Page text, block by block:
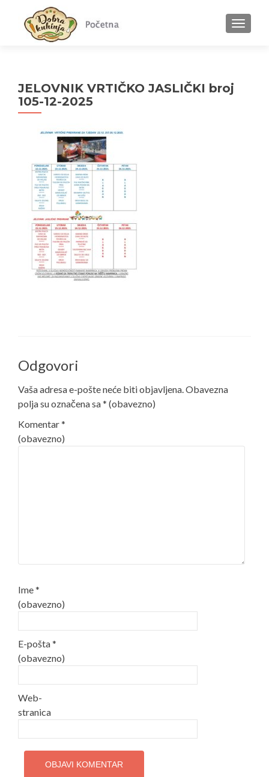
MENU
JELOVNIK VRTIČKO JASLIČKI broj
105-12-2025
Odgovori
Vaša adresa e-pošte neće biti objavljena.Obavezna
polja su označena sa* (obavezno)
Komentar*
(obavezno)
Ime*
(obavezno)
E-pošta*
(obavezno)
Web-
stranica